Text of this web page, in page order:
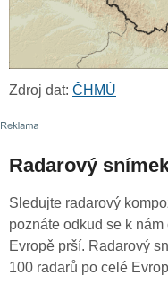
Zdroj dat: ČHMÚ
Radarový
Sledujte radarový
poznáte odkud se k
Evropě prší. Radarový
100 radarů po celé